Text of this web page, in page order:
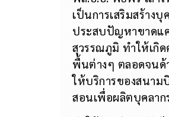
พล.อ.อ. พิธพร เล่า
เป็นการเสริมสร้าง
ประสบปัญหาขาด
สุวรรณภูมิ ทำให้เกิ
พื้นต่างๆ ตลอดจนด้
ให้บริการของสนา
สอนเพื่อผลิตบุคลา